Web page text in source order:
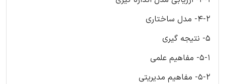
4-2- مدل ساختاری
5- نتیجه گیری
5-1- مفاهیم علمی
5-2- مفاهیم مدیریتی